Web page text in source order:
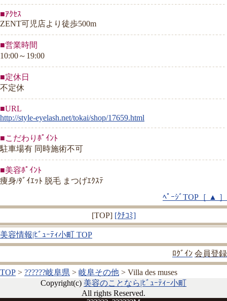
■ｱｸｾｽ
ZENT可児店より徒歩500m
■営業時間
10:00～19:00
■定休日
不定休
■URL
http://style-eyelash.net/tokai/shop/17659.html
■こだわりﾎﾟｲﾝﾄ
駐車場有 同時施術不可
■美容ﾎﾟｲﾝﾄ
痩身/ﾀﾞｲｴｯﾄ 脱毛 まつげｴｸｽﾃ
ﾍﾟｰｼﾞTOP［ ▲ ］
[TOP] [ｸﾁｺﾐ]
美容情報|ﾋﾞｭｰﾃｨ小町 TOP
ﾛｸﾞｲﾝ 会員登録
TOP > ??????岐阜県 > 岐阜その他 > Villa des muses
Copyright(c) 美容のことなら|ﾋﾞｭｰﾃｨｰ小町
All rights Reserved.